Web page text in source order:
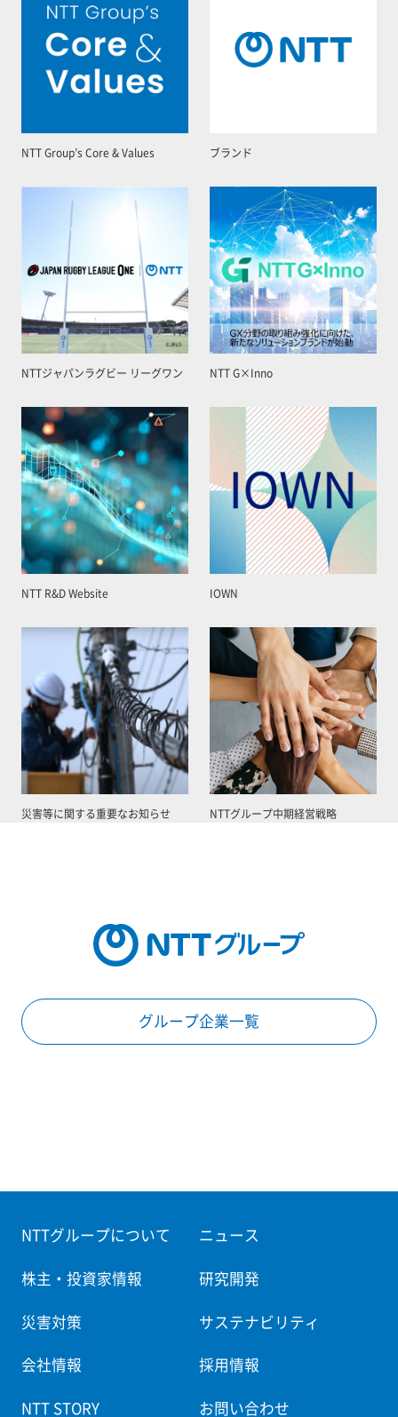
NTT Group’s Core & Values ブランド
NTTジャパンラグビー リーグワン NTT G×Inno
NTT R&D Website IOWN
災害等に関する重要なお知らせ NTTグループ中期経営戦略
グループ企業一覧
NTTグループについて ニュース
株主・投資家情報 研究開発
災害対策 サステナビリティ
会社情報 採用情報
NTT STORY お問い合わせ